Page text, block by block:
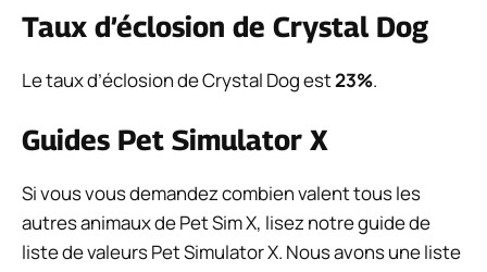
Taux d’éclosion de Crystal Dog
Le taux d’éclosion de Crystal Dog est23%.
Guides Pet Simulator X
Si vous vous demandez combien valent tous les
autres animaux de Pet Sim X, lisez notre guide de
liste de valeurs Pet Simulator X. Nous avons une liste